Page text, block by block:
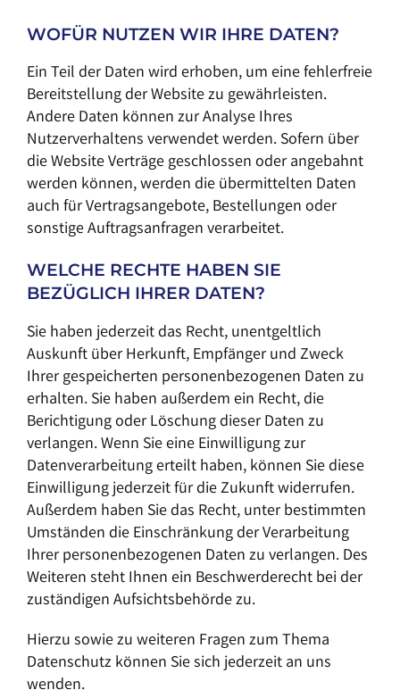
WOFÜR NUTZEN WIR IHRE DATEN?
Ein Teil der Daten wird erhoben, um eine fehlerfreie
Bereitstellung der Website zu gewährleisten.
Andere Daten können zur Analyse Ihres
Nutzerverhaltens verwendet werden. Sofern über
die Website Verträge geschlossen oder angebahnt
werden können, werden die übermittelten Daten
auch für Vertragsangebote, Bestellungen oder
sonstige Auftragsanfragen verarbeitet.
WELCHE RECHTE HABEN SIE
BEZÜGLICH IHRER DATEN?
Sie haben jederzeit das Recht, unentgeltlich
Auskunft über Herkunft, Empfänger und Zweck
Ihrer gespeicherten personenbezogenen Daten zu
erhalten. Sie haben außerdem ein Recht, die
Berichtigung oder Löschung dieser Daten zu
verlangen. Wenn Sie eine Einwilligung zur
Datenverarbeitung erteilt haben, können Sie diese
Einwilligung jederzeit für die Zukunft widerrufen.
Außerdem haben Sie das Recht, unter bestimmten
Umständen die Einschränkung der Verarbeitung
Ihrer personenbezogenen Daten zu verlangen. Des
Weiteren steht Ihnen ein Beschwerderecht bei der
zuständigen Aufsichtsbehörde zu.
Hierzu sowie zu weiteren Fragen zum Thema
Datenschutz können Sie sich jederzeit an uns
wenden.